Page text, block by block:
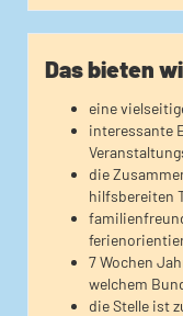
Das bieten
eine
interessante
die
hilfsbereiten
7 Wochen
welchem
die Stelle ist